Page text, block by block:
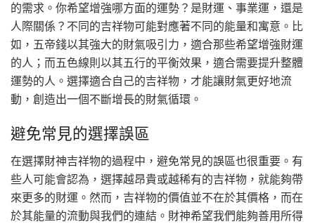
的需求。你希望增強哪方面的運勢？是財運、事業運，還是
人際關係？不同的吉祥物可能對應著不同的能量和寓意。比
如，五帝錢以其強大的財氣吸引力，適合那些希望增強財運
的人；而五色線則以其五行的平衡效果，適合需要提升整體
運勢的人。選擇適合自己的吉祥物，才能讓財氣更好地流
動，創造出一個不斷增長的財氣循環。
避免常見的選擇誤區
在選擇財神吉祥物的過程中，避免常見的誤區也很重要。有
些人可能會認為，選擇越昂貴或越稀有的吉祥物，就能夠帶
來更多的財運。然而，吉祥物的價值並不在於其價格，而在
於其能量的流動與我們的連結。財神希望我們能夠善用所得